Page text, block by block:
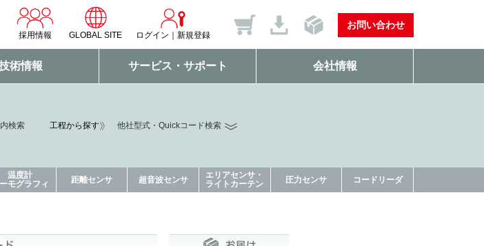
採用情報 GLOBAL SITE ログイン 新規登録
お問い合わせ
術情報 サービス・サポート 会社情報
検索 工程から探す 他社型式・Quickコード検索
温度計
モグラフィ
距離センサ 超音波センサ
エリアセンサ・
ライトカーテン
圧力センサ コードリーダ